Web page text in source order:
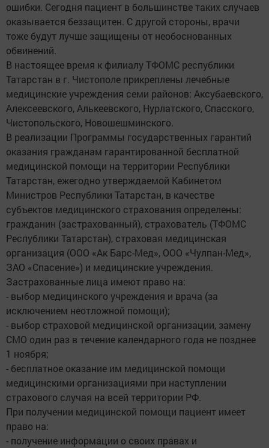
ошибки. Сегодня пациент в большинстве таких случаев
оказывается беззащитен. С другой стороны, врачи
тоже будут лучше защищены от необоснованных
обвинений.
В настоящее время к филиалу ТФОМС республики
Татарстан в г. Чистополе прикреплены лечебные
медицинские учреждения семи районов: Аксубаевского,
Алексеевского, Алькеевского, Нурлатского, Спасского,
Чистопольского, Новошешминского.
В реализации Программы государственных гарантий
оказания гражданам гарантированной бесплатной
медицинской помощи на территории Республики
Татарстан, ежегодно утверждаемой Кабинетом
Министров Республики Татарстан, в качестве
субъектов медицинского страхования определены:
гражданин (застрахованный), страхователь (ТФОМС
Республики Татарстан), страховая медицинская
организация (ООО «Ак Барс-Мед», ООО «Чулпан-Мед»,
ЗАО «Спасение») и медицинские учреждения.
Застрахованные лица имеют право на:
- выбор медицинского учреждения и врача (за
исключением неотложной помощи);
- выбор страховой медицинской организации, замену
СМО один раз в течение календарного года не позднее
1 ноября;
- бесплатное оказание им медицинской помощи
медицинскими организациями при наступлении
страхового случая на всей территории РФ.
При получении медицинской помощи пациент имеет
право на:
- получение информации о своих правах и